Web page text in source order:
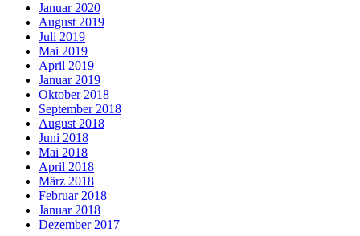
Januar 2020
August 2019
Juli 2019
Mai 2019
April 2019
Januar 2019
Oktober 2018
September 2018
August 2018
Juni 2018
Mai 2018
April 2018
März 2018
Februar 2018
Januar 2018
Dezember 2017